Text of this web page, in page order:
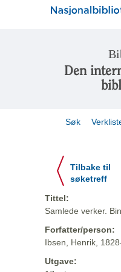
Den
Søk
Tilbake til
søketreff
Tittel:
Samlede verker.
Forfatter/person:
Ibsen, Henrik,
Utgave: